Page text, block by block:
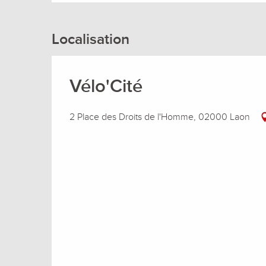
Localisation
Vélo'Cité
2 Place des Droits de l'Homme, 02000 Laon